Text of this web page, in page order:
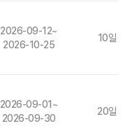
2026-09-12~
2026-10-25
10일
2026-09-01 ~
2026-09-30
20일